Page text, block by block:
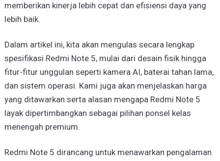
memberikan kinerja lebih cepat dan efisiensi daya yang
lebih baik.
Dalam artikel ini, kita akan mengulas secara lengkap
spesifikasi Redmi Note 5, mulai dari desain fisik hingga
fitur-fitur unggulan seperti kamera AI, baterai tahan lama,
dan sistem operasi. Kami juga akan menjelaskan harga
yang ditawarkan serta alasan mengapa Redmi Note 5
layak dipertimbangkan sebagai pilihan ponsel kelas
menengah premium.
Redmi Note 5 dirancang untuk menawarkan pengalaman